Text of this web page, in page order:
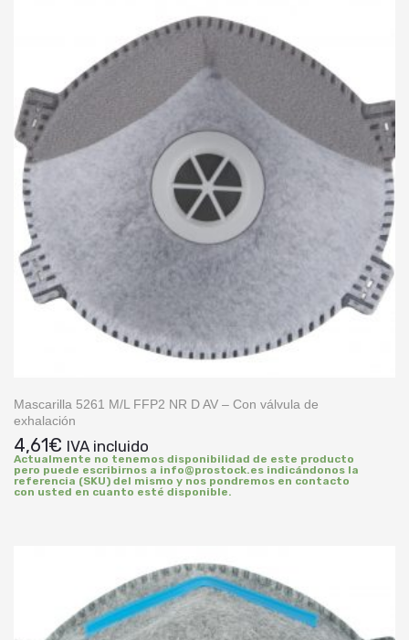
Mascarilla 5261 M/L FFP2 NR D AV – Con válvula de
exhalación
4,61€ IVA incluido
Actualmente no tenemos disponibilidad de este producto
pero puede escribirnos a info@prostock.es indicándonos la
referencia (SKU) del mismo y nos pondremos en contacto
con usted en cuanto esté disponible.